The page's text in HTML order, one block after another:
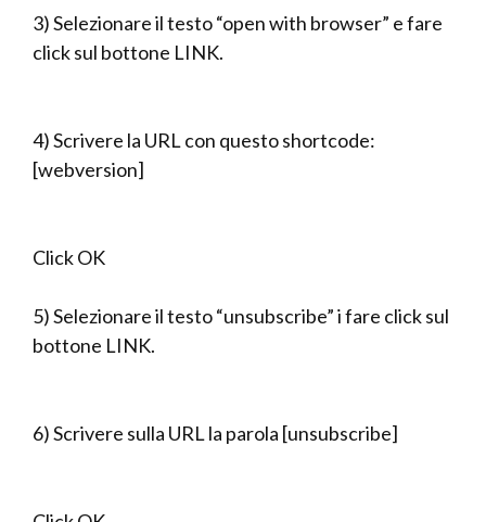
3) Selezionare il testo “open with browser” e fare
click sul bottone LINK.
4) Scrivere la URL con questo shortcode:
[webversion]
Click OK
5) Selezionare il testo “unsubscribe” i fare click sul
bottone LINK.
6) Scrivere sulla URL la parola [unsubscribe]